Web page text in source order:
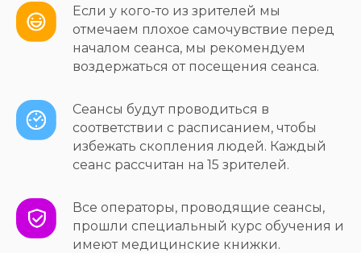
Если у кого-то из зрителей мы
отмечаем плохое самочувствие перед
началом сеанса, мы рекомендуем
воздержаться от посещения сеанса.
Сеансы будут проводиться в
соответствии с расписанием, чтобы
избежать скопления людей. Каждый
сеанс рассчитан на 15 зрителей.
Все операторы, проводящие сеансы,
прошли специальный курс обучения и
имеют медицинские книжки.